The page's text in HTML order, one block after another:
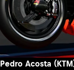
Pedro Acosta